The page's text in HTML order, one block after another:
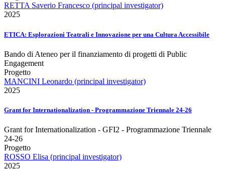
RETTA Saverio Francesco (principal investigator)
2025
ETICA: Esplorazioni Teatrali e Innovazione per una Cultura Accessibile
Bando di Ateneo per il finanziamento di progetti di Public
Engagement
Progetto
MANCINI Leonardo (principal investigator)
2025
Grant for Internationalization - Programmazione Triennale 24-26
Grant for Internationalization - GFI2 - Programmazione Triennale
24-26
Progetto
ROSSO Elisa (principal investigator)
2025